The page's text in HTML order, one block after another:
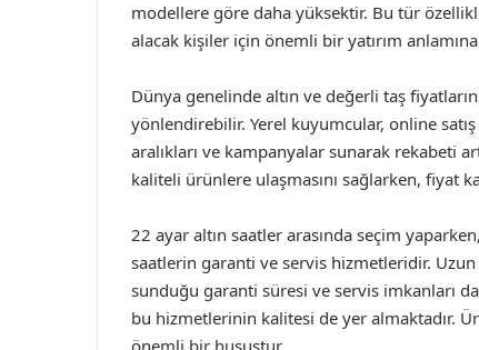
modellere göre daha yüksektir. Bu tür
alacak kişiler için önemli bir yatırım
Dünya genelinde altın ve değerli taş
yönlendirebilir. Yerel kuyumcular, online
aralıkları ve kampanyalar sunarak rekabeti
kaliteli ürünlere ulaşmasını sağlarken, fiyat
22 ayar altın saatler arasında seçim
saatlerin garanti ve servis hizmetleridir.
sunduğu garanti süresi ve servis imkanları
bu hizmetlerinin kalitesi de yer almaktadır.
önemli bir husustur.